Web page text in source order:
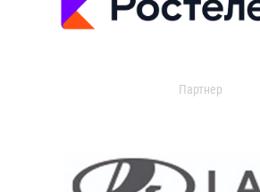
Партнер